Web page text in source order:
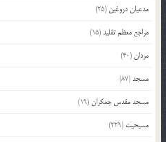
مدعیان دروغین (25)
مراجع معظم تقلید(15)
مردان(40)
مسجد(87)
مسجد مقدس جمکران(19)
مسیحیت (229)